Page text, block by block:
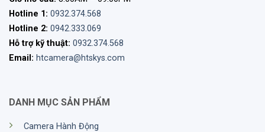
Hotline 1: 0932.374.568
Hotline 2: 0942.333.069
Hỗ trợ kỹ thuật: 0932.374.568
Email: htcamera@htskys.com
DANH MỤC SẢN PHẨM
Camera Hành Động